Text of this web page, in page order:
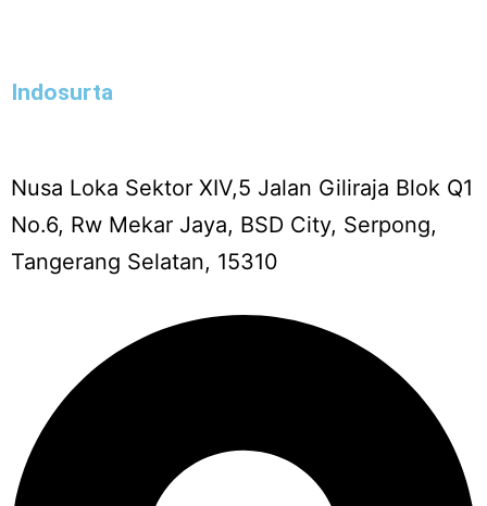
Indosurta
Nusa Loka Sektor XIV,5 Jalan Giliraja Blok Q1
No.6, Rw Mekar Jaya, BSD City, Serpong,
Tangerang Selatan, 15310